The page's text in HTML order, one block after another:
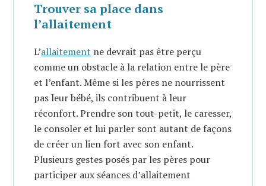
Trouver sa place dans
l’allaitement
L’allaitement ne devrait pas être perçu
comme un obstacle à la relation entre le père
et l’enfant. Même si les pères ne nourrissent
pas leur bébé, ils contribuent à leur
réconfort. Prendre son tout-petit, le caresser,
le consoler et lui parler sont autant de façons
de créer un lien fort avec son enfant.
Plusieurs gestes posés par les pères pour
participer aux séances d’allaitement